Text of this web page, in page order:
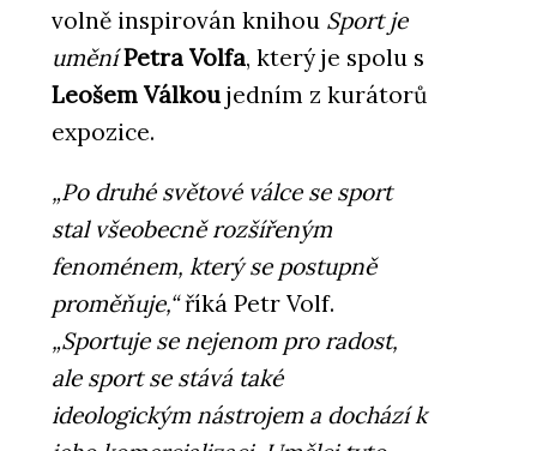
volně inspirován knihou Sport je
umění Petra Volfa, který je spolu s
Leošem Válkoujedním z kurátorů
expozice.
„Po druhé světové válce se sport
stal všeobecně rozšířeným
fenoménem, který se postupně
proměňuje,“říká Petr Volf.
„Sportuje se nejenom pro radost,
ale sport se stává také
ideologickým nástrojem a dochází k